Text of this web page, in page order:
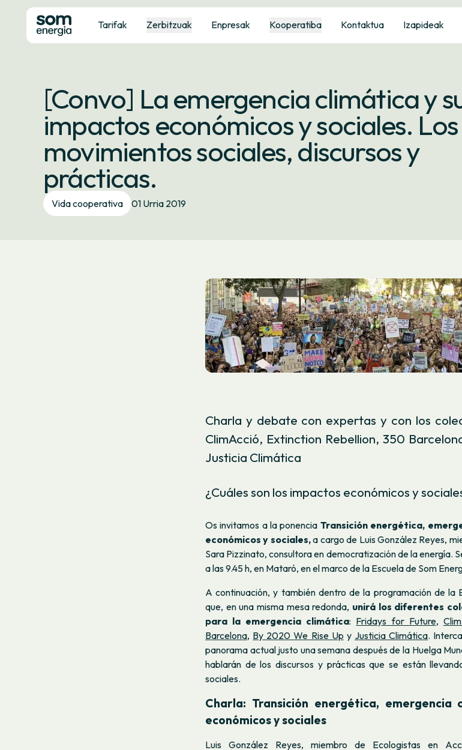
Tarifak Zerbitzuak Enpresak Kooperatiba Kontaktua Izapideak
[Convo] La emergencia climática y
impactos económicos y sociales. Los
movimientos sociales, discursos y
prácticas.
Vida cooperativa 01 Urria 2019
Charla y debate con expertas y con los
ClimAcció, Extinction Rebellion, 350
Justicia Climática
¿Cuáles son los impactos económicos y
Os invitamos a la ponencia Transición energética,
económicos y sociales,a cargo de Luis González Reyes,
Sara Pizzinato, consultora en democratización de la energía.
a las 9.45 h, en Mataró, en el marco de la Escuela de Som
A continuación, y también dentro de la programación de la
que, en una misma mesa redonda, unirá los diferentes
para la emergencia climática: Fridays for Future,
Barcelona, By 2020 We Rise Up y Justicia Climática.
panorama actual justo una semana después de la Huelga
hablarán de los discursos y prácticas que se están
sociales.
Charla: Transición energética, emergencia
económicos y sociales
Luis González Reyes, miembro de Ecologistas en